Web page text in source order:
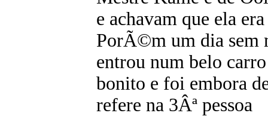
e achavam que ela
PorÃ©m um dia sem
entrou num belo
bonito e foi embora
refere na 3Âª pessoa